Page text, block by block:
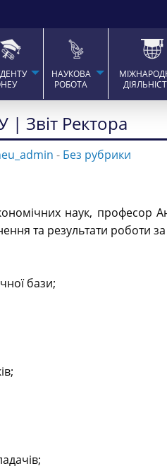
НАУКОВА
РОБОТА
| Звіт Ректора
- Без рубрики
наук, професор
та результати роботи
бази;